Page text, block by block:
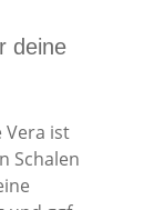
deine
Vera ist
Schalen